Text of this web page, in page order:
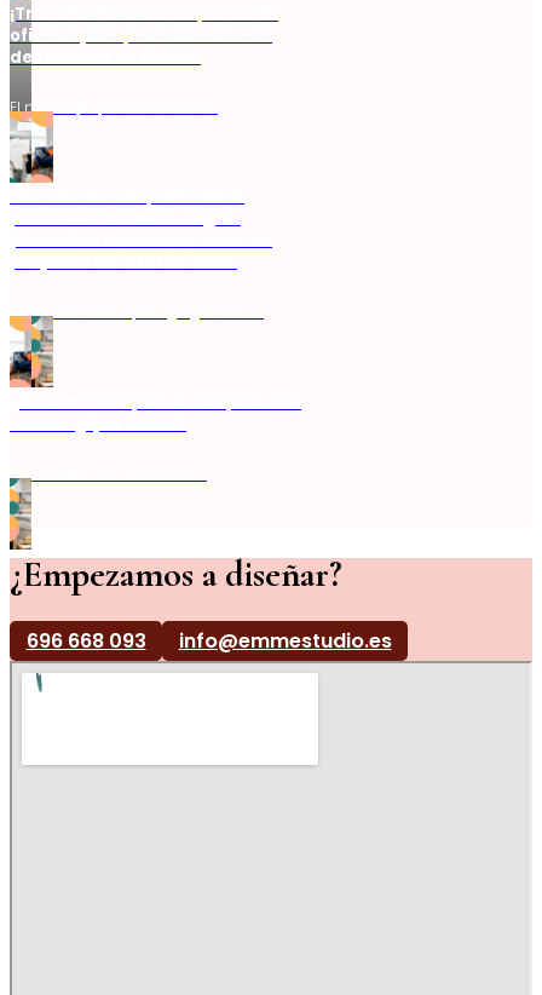
¡Transforma el concepto de tu
oficina! ¡SOS profesionales de
decoración en Bilbao!
El mensaje que transmite la…
Cada elemento que agregamos a…
El torbellino de un cambio…
¿Empezamos a diseñar?
696 668 093 info@emmestudio.es